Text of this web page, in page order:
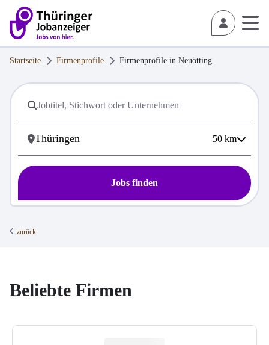
Startseite Firmenprofile Firmenprofile in Neuötting
50 km
Jobs finden
zurück
Beliebte Firmen